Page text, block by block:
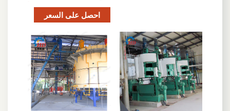
احصل على السعر